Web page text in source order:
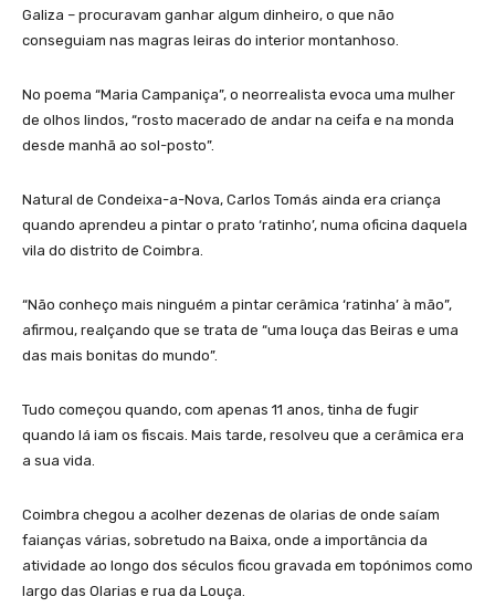
Galiza – procuravam ganhar algum dinheiro, o que não
conseguiam nas magras leiras do interior montanhoso.
No poema “Maria Campaniça”, o neorrealista evoca uma mulher
de olhos lindos, “rosto macerado de andar na ceifa e na monda
desde manhã ao sol-posto”.
Natural de Condeixa-a-Nova, Carlos Tomás ainda era criança
quando aprendeu a pintar o prato ‘ratinho’, numa oficina daquela
vila do distrito de Coimbra.
“Não conheço mais ninguém a pintar cerâmica ‘ratinha’ à mão”,
afirmou, realçando que se trata de “uma louça das Beiras e uma
das mais bonitas do mundo”.
Tudo começou quando, com apenas 11 anos, tinha de fugir
quando lá iam os fiscais. Mais tarde, resolveu que a cerâmica era
a sua vida.
Coimbra chegou a acolher dezenas de olarias de onde saíam
faianças várias, sobretudo na Baixa, onde a importância da
atividade ao longo dos séculos ficou gravada em topónimos como
largo das Olarias e rua da Louça.